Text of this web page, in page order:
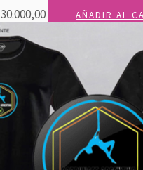
30.000,00 AÑADIR AL